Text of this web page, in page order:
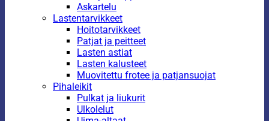
Askartelu
Lastentarvikkeet
Hoitotarvikkeet
Patjat ja peitteet
Lasten astiat
Lasten kalusteet
Muovitettu frotee ja patjansuojat
Pihaleikit
Pulkat ja liukurit
Ulkolelut